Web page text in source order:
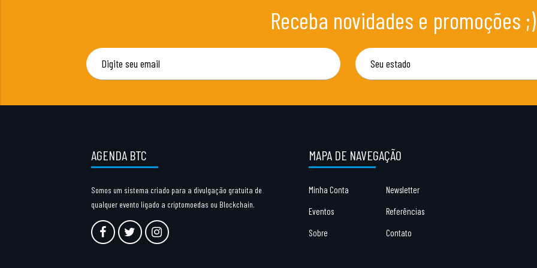
Receba novidades e promoções ;)
AGENDA BTC
Somos um sistema criado para a divulgação gratuita de
qualquer evento ligado a criptomoedas ou Blockchain.
MAPA DE NAVEGAÇÃO
Minha Conta
Newsletter
Eventos
Referências
Sobre
Contato